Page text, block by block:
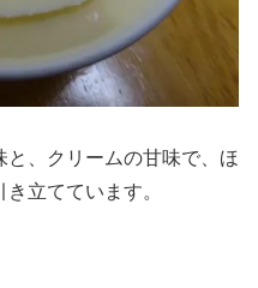
、クリームの甘味で、ほ
立てています。